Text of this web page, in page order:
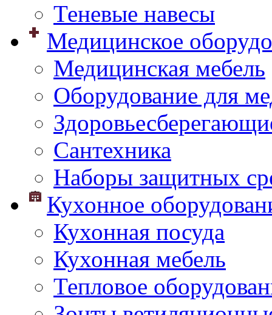
Теневые навесы
Медицинское
Медицинская мебель
Оборудование для
Сантехника
Наборы защитных
Кухонное
Кухонная посуда
Кухонная мебель
Тепловое